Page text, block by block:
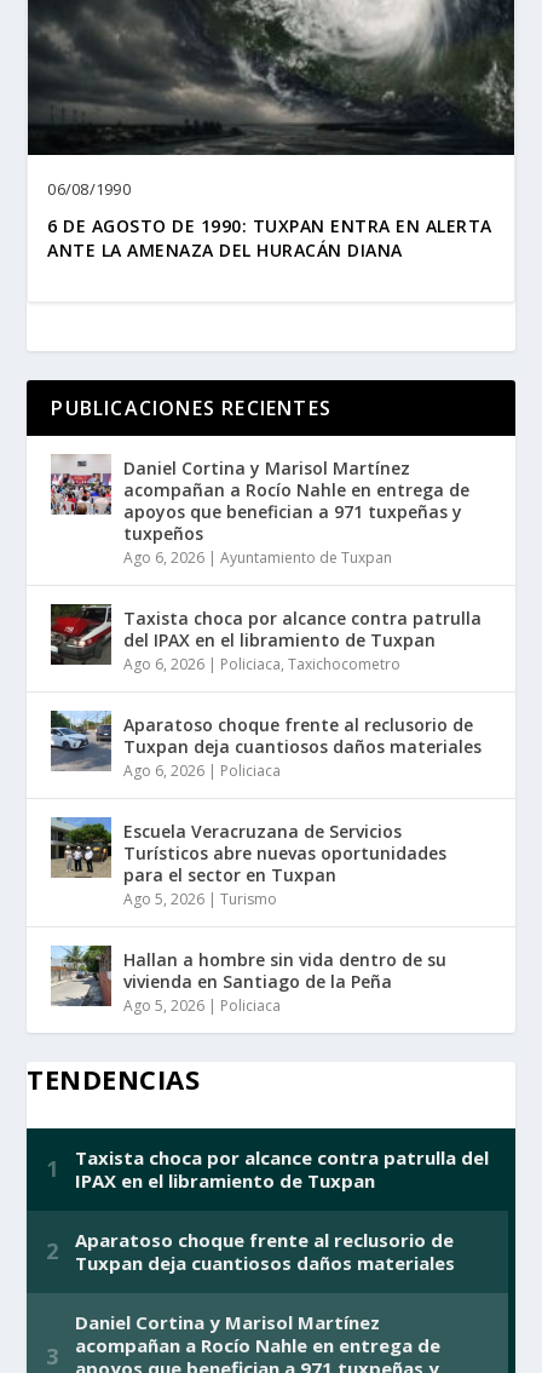
06/08/1990
6 DE AGOSTO DE 1990: TUXPAN ENTRA EN ALERTA
ANTE LA AMENAZA DEL HURACÁN DIANA
PUBLICACIONES RECIENTES
Daniel Cortina y Marisol Martínez
acompañan a Rocío Nahle en entrega de
apoyos que benefician a 971 tuxpeñas y
tuxpeños
Ago 6, 2026 |Ayuntamiento de Tuxpan
Taxista choca por alcance contra patrulla
del IPAX en el libramiento de Tuxpan
Ago 6, 2026 | Policiaca,Taxichocometro
Aparatoso choque frente al reclusorio de
Tuxpan deja cuantiosos daños materiales
Ago 6, 2026 | Policiaca
Escuela Veracruzana de Servicios
Turísticos abre nuevas oportunidades
para el sector en Tuxpan
Ago 5, 2026 |Turismo
Hallan a hombre sin vida dentro de su
vivienda en Santiago de la Peña
Ago 5, 2026 | Policiaca
TENDENCIAS